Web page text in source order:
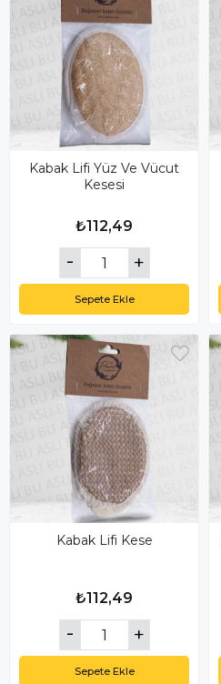
Kabak Lifi Yüz Ve Vücut
Kesesi
₺112,49
Sepete Ekle
Kabak Lifi Kese
₺112,49
Sepete Ekle